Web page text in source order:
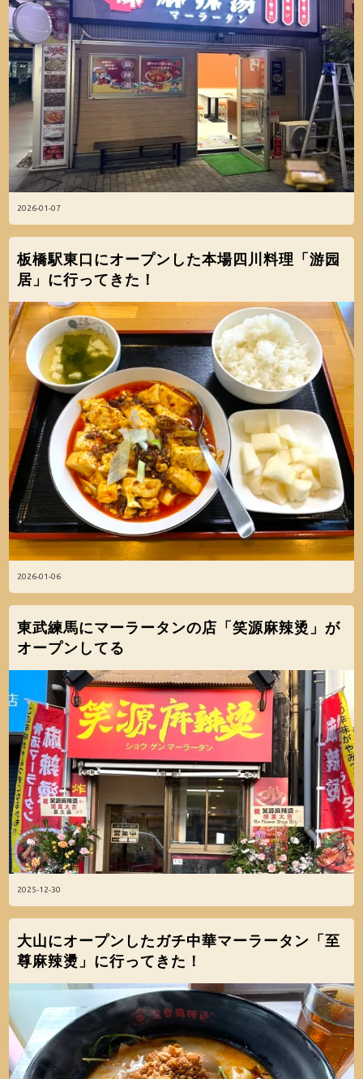
2026-01-07
2026-01-06
板橋駅東口にオープンした本場四川料理「游园
居」に行ってきた！
2025-12-30
東武練馬にマーラータンの店「笑源麻辣烫」が
オープンしてる
大山にオープンしたガチ中華マーラータン「至
尊麻辣燙」に行ってきた！